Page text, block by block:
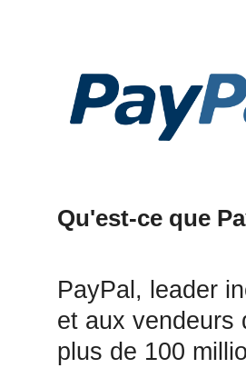
Qu'est-ce que
PayPal, leader
et aux vendeurs
plus de 100